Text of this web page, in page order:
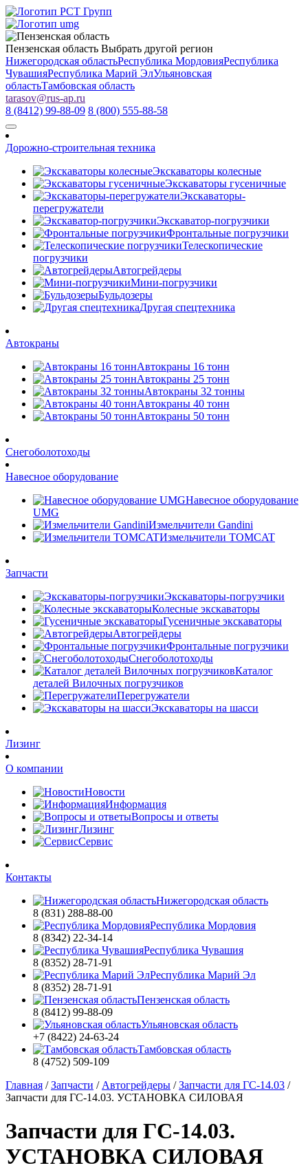
Пензенская область Выбрать другой регион
Нижегородская областьРеспублика МордовияРеспублика
ЧувашияРеспублика Марий ЭлУльяновская
областьТамбовская область
tarasov@rus-ap.ru
8 (8412) 99-88-09 8 (800) 555-88-58
Дорожно-строительная техника
Экскаваторы колесные
Экскаваторы гусеничные
Экскаваторы-
перегружатели
Экскаватор-погрузчики
Фронтальные погрузчики
Телескопические
погрузчики
Автогрейдеры
Мини-погрузчики
Бульдозеры
Другая спецтехника
Автокраны
Автокраны 16 тонн
Автокраны 25 тонн
Автокраны 32 тонны
Автокраны 40 тонн
Автокраны 50 тонн
Снегоболотоходы
Навесное оборудование
Навесное оборудование
UMG
Измельчители Gandini
Измельчители TOMCAT
Запчасти
Экскаваторы-погрузчики
Колесные экскаваторы
Гусеничные экскаваторы
Автогрейдеры
Фронтальные погрузчики
Снегоболотоходы
Каталог
деталей Вилочных погрузчиков
Перегружатели
Экскаваторы на шасси
Лизинг
О компании
Новости
Информация
Вопросы и ответы
Лизинг
Сервис
Контакты
Нижегородская область
8 (831) 288-88-00
Республика Мордовия
8 (8342) 22-34-14
Республика Чувашия
8 (8352) 28-71-91
Республика Марий Эл
8 (8352) 28-71-91
Пензенская область
8 (8412) 99-88-09
Ульяновская область
+7 (8422) 24-63-24
Тамбовская область
8 (4752) 509-109
Главная /Запчасти / Автогрейдеры /Запчасти для ГС-14.03 /
Запчасти для ГС-14.03. УСТАНОВКА СИЛОВАЯ
Запчасти для ГС-14.03.
УСТАНОВКА СИЛОВАЯ